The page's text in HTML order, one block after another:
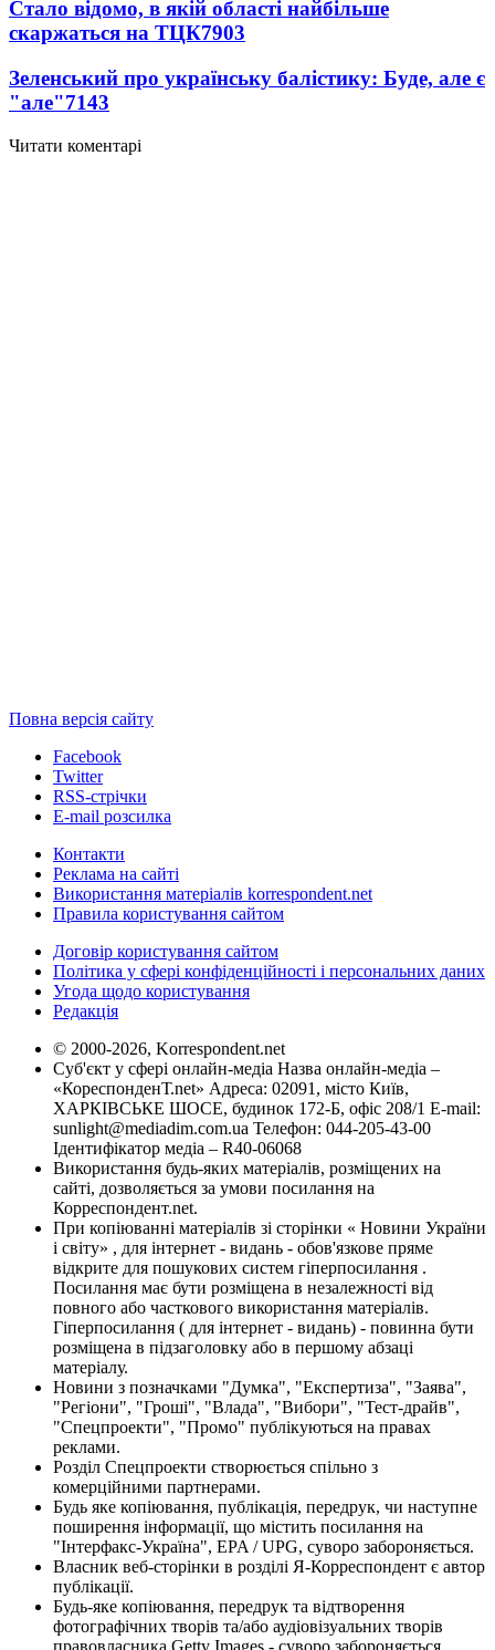
Стало відомо, в якій області найбільше
скаржаться на ТЦК7903
Зеленський про українську балістику: Буде, але є
"але"7143
Читати коментарі
Повна версія сайту
Facebook
Twitter
RSS-стрічки
E-mail розсилка
Контакти
Реклама на сайті
Використання матеріалів korrespondent.net
Правила користування сайтом
Договір користування сайтом
Політика у сфері конфіденційності і персональних даних
Угода щодо користування
Редакція
© 2000-2026, Korrespondent.net
Суб'єкт у сфері онлайн-медіа Назва онлайн-медіа –
«КореспонденТ.net» Адреса: 02091, місто Київ,
ХАРКІВСЬКЕ ШОСЕ, будинок 172-Б, офіс 208/1 E-mail:
sunlight@mediadim.com.ua Телефон: 044-205-43-00
Ідентифікатор медіа – R40-06068
Використання будь-яких матеріалів, розміщених на
сайті, дозволяється за умови посилання на
Корреспондент.net.
При копіюванні матеріалів зі сторінки « Новини України
і світу» , для інтернет - видань - обов'язкове пряме
відкрите для пошукових систем гіперпосилання .
Посилання має бути розміщена в незалежності від
повного або часткового використання матеріалів.
Гіперпосилання ( для інтернет - видань) - повинна бути
розміщена в підзаголовку або в першому абзаці
матеріалу.
Новини з позначками "Думка", "Експертиза", "Заява",
"Регіони", "Гроші", "Влада", "Вибори", "Тест-драйв",
"Спецпроекти", "Промо" публікуються на правах
реклами.
Розділ Спецпроекти створюється спільно з
комерційними партнерами.
Будь яке копіювання, публікація, передрук, чи наступне
поширення інформації, що містить посилання на
"Інтерфакс-Україна", EPA / UPG, суворо забороняється.
Власник веб-сторінки в розділі Я-Корреспондент є автор
публікації.
Будь-яке копіювання, передрук та відтворення
фотографічних творів та/або аудіовізуальних творів
правовласника Getty Images - суворо забороняється.